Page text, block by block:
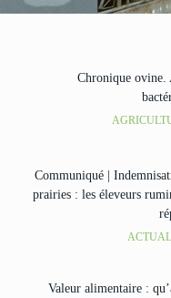
Chronique ovine.
Communiqué |
prairies : les éleveurs
Valeur alimentaire :